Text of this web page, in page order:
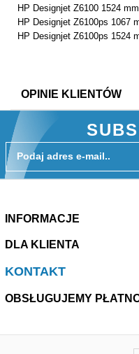
HP Designjet Z6100 1524
HP Designjet Z6100ps 1067
HP Designjet Z6100ps 1524
OPINIE KLIENTÓW
Podaj adres e-mail..
INFORMACJE
DLA KLIENTA
KONTAKT
OBSŁUGUJEMY